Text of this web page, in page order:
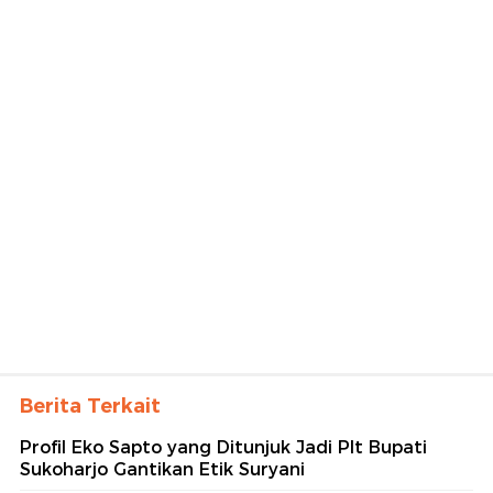
Berita Terkait
Profil Eko Sapto yang Ditunjuk Jadi Plt Bupati
Sukoharjo Gantikan Etik Suryani